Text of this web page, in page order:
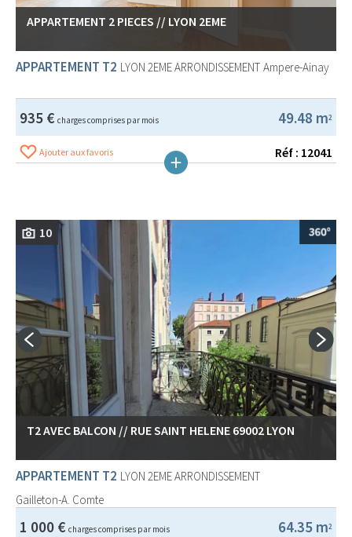
APPARTEMENT 2 PIECES // LYON 2EME
APPARTEMENT T2 LYON 2EME ARRONDISSEMENT Ampere-Ainay
49.48 m2
935 € charges comprises par mois
Ajouter aux favoris Réf : 12041
10
T2 AVEC BALCON // RUE SAINT HELENE 69002 LYON
APPARTEMENT T2 LYON 2EME ARRONDISSEMENT
Gailleton-A. Comte
64.35 m2
1 000 € charges comprises par mois